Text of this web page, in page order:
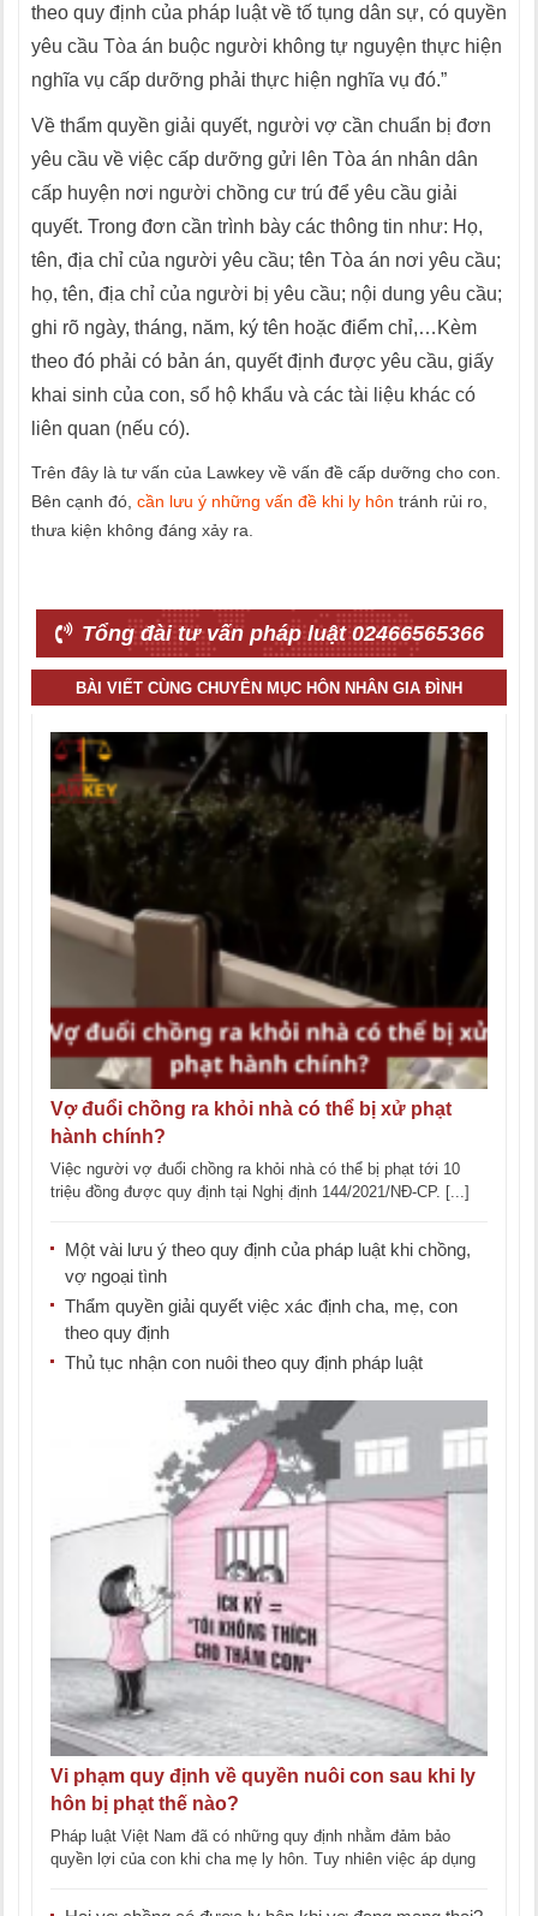
theo quy định của pháp luật về tố tụng dân sự, có quyền
yêu cầu Tòa án buộc người không tự nguyện thực hiện
nghĩa vụ cấp dưỡng phải thực hiện nghĩa vụ đó.”
Về thẩm quyền giải quyết, người vợ cần chuẩn bị đơn
yêu cầu về việc cấp dưỡng gửi lên Tòa án nhân dân
cấp huyện nơi người chồng cư trú để yêu cầu giải
quyết. Trong đơn cần trình bày các thông tin như: Họ,
tên, địa chỉ của người yêu cầu; tên Tòa án nơi yêu cầu;
họ, tên, địa chỉ của người bị yêu cầu; nội dung yêu cầu;
ghi rõ ngày, tháng, năm, ký tên hoặc điểm chỉ,…Kèm
theo đó phải có bản án, quyết định được yêu cầu, giấy
khai sinh của con, sổ hộ khẩu và các tài liệu khác có
liên quan (nếu có).
Trên đây là tư vấn của Lawkey về vấn đề cấp dưỡng cho con.
Bên cạnh đó, cần lưu ý những vấn đề khi ly hôn tránh rủi ro,
thưa kiện không đáng xảy ra.
Tổng đài tư vấn pháp luật 02466565366
BÀI VIẾT CÙNG CHUYÊN MỤC HÔN NHÂN GIA ĐÌNH
Vợ đuổi chồng ra khỏi nhà có thể bị xử phạt
hành chính?
Việc người vợ đuổi chồng ra khỏi nhà có thể bị phạt tới 10
triệu đồng được quy định tại Nghị định 144/2021/NĐ-CP. [...]
Một vài lưu ý theo quy định của pháp luật khi chồng,
vợ ngoại tình
Thẩm quyền giải quyết việc xác định cha, mẹ, con
theo quy định
Thủ tục nhận con nuôi theo quy định pháp luật
Vi phạm quy định về quyền nuôi con sau khi ly
hôn bị phạt thế nào?
Pháp luật Việt Nam đã có những quy định nhằm đảm bảo
quyền lợi của con khi cha mẹ ly hôn. Tuy nhiên việc áp dụng